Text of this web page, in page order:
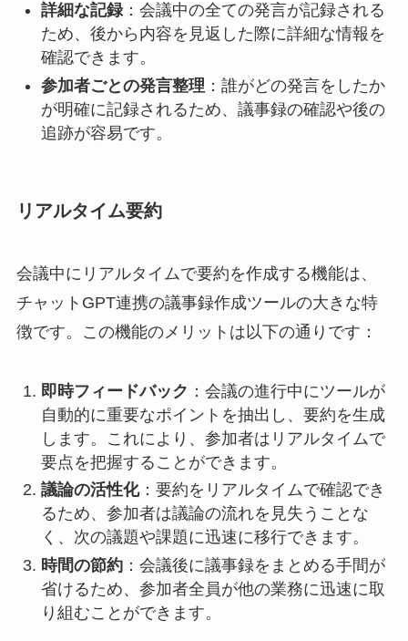
詳細な記録：会議中の全ての発言が記録される
ため、後から内容を見返した際に詳細な情報を
確認できます。
参加者ごとの発言整理 ：誰がどの発言をしたか
が明確に記録されるため、議事録の確認や後の
追跡が容易です。
リアルタイム要約
会議中にリアルタイムで要約を作成する機能は、
チャットGPT連携の議事録作成ツールの大きな特
徴です。この機能のメリットは以下の通りです：
即時フィードバック ：会議の進行中にツールが
自動的に重要なポイントを抽出し、要約を生成
します。これにより、参加者はリアルタイムで
要点を把握することができます。
議論の活性化：要約をリアルタイムで確認でき
るため、参加者は議論の流れを見失うことな
く、次の議題や課題に迅速に移行できます。
時間の節約：会議後に議事録をまとめる手間が
省けるため、参加者全員が他の業務に迅速に取
り組むことができます。